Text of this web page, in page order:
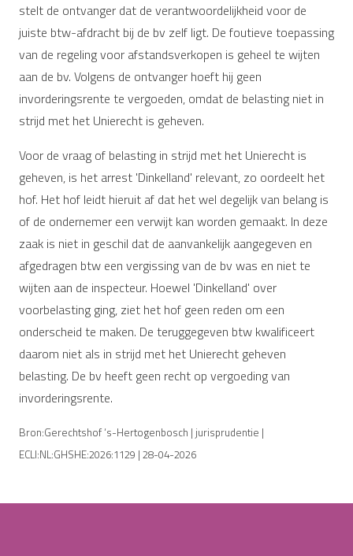
stelt de ontvanger dat de verantwoordelijkheid voor de
juiste btw-afdracht bij de bv zelf ligt. De foutieve toepassing
van de regeling voor afstandsverkopen is geheel te wijten
aan de bv. Volgens de ontvanger hoeft hij geen
invorderingsrente te vergoeden, omdat de belasting niet in
strijd met het Unierecht is geheven.
Voor de vraag of belasting in strijd met het Unierecht is
geheven, is het arrest 'Dinkelland' relevant, zo oordeelt het
hof. Het hof leidt hieruit af dat het wel degelijk van belang is
of de ondernemer een verwijt kan worden gemaakt. In deze
zaak is niet in geschil dat de aanvankelijk aangegeven en
afgedragen btw een vergissing van de bv was en niet te
wijten aan de inspecteur. Hoewel 'Dinkelland' over
voorbelasting ging, ziet het hof geen reden om een
onderscheid te maken. De teruggegeven btw kwalificeert
daarom niet als in strijd met het Unierecht geheven
belasting. De bv heeft geen recht op vergoeding van
invorderingsrente.
Bron:Gerechtshof ‘s-Hertogenbosch | jurisprudentie |
ECLI:NL:GHSHE:2026:1129 | 28-04-2026